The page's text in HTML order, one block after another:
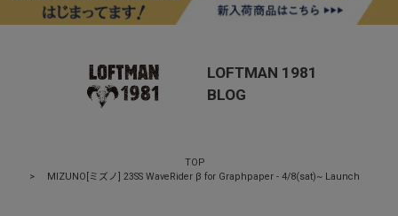
LOFTMAN 1981
BLOG
TOP
>
MIZUNO[ミズノ] 23SS WaveRider β for Graphpaper - 4/8(sat)~ Launch